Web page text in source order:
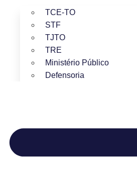
TCE-TO
STF
TJTO
TRE
Ministério Público
Defensoria